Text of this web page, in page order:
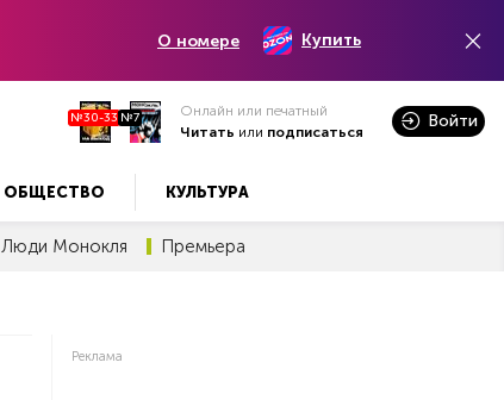
О номере Купить
№30-33 №7
Онлайн или печатный
Читать или подписаться
Войти
ОБЩЕСТВО КУЛЬТУРА
Люди Монокля Премьера
Реклама